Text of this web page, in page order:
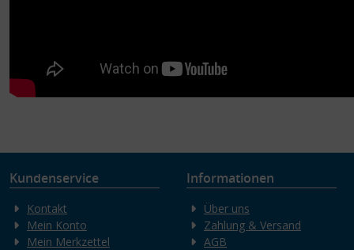
Kundenservice
Kontakt
Mein Konto
Mein Merkzettel
Informationen
Über uns
Zahlung & Versand
AGB